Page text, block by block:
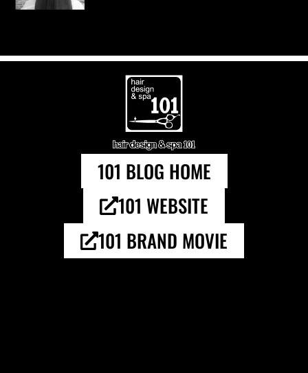
101 BLOG HOME
101 WEBSITE
101 BRAND MOVIE